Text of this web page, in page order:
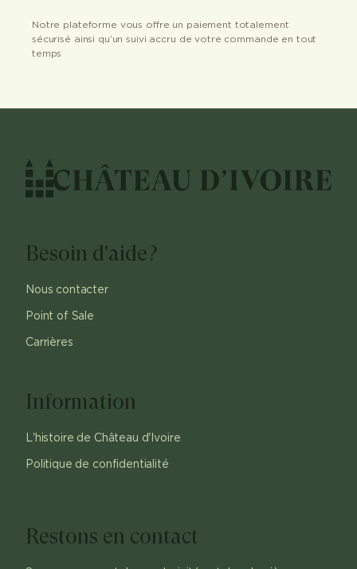
Notre plateforme vous offre un paiement totalement
sécurisé ainsi qu’un suivi accru de votre commande en tout
temps
Besoin d'aide?
Nous contacter
Point of Sale
Carrières
Information
L'histoire de Château d'Ivoire
Politique de confidentialité
Restons en contact